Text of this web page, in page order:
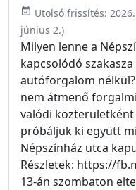
event_available Utolsó frissítés:
június 2.)
Milyen lenne a
kapcsolódó
autóforgalom
nem átmenő
valódi közterületként
próbáljuk ki együtt
Népszínház utca
Részletek: https://
13-án szombaton